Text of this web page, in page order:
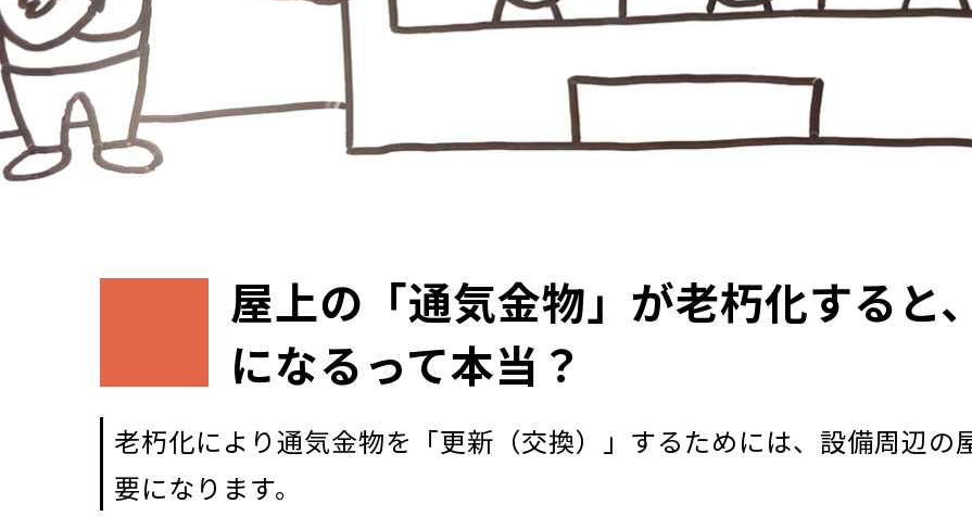
屋上の「通気金物」が老朽化すると
になるって本当？
老朽化により通気金物を「更新（交換）」するためには、設備周辺の
要になります。